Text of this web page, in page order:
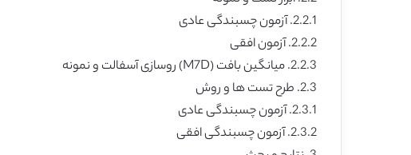
2.2.1. آزمون چسبندگی عادی
2.2.2. آزمون افقی
2.2.3. میانگین بافت (M7D) روسازی آسفالت و نمونه
2.3. طرح تست ها و روش
2.3.1. آزمون چسبندگی عادی
2.3.2. آزمون چسبندگی افقی